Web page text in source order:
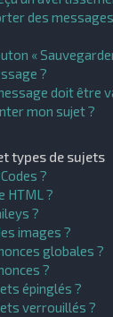
des
«
?
doit être
mon sujet ?
types de sujets
?
HTML ?
?
images ?
globales ?
?
épinglés ?
verrouillés ?